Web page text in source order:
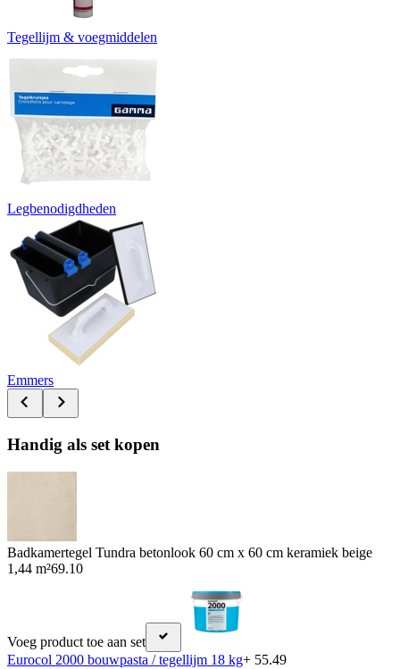
Tegellijm & voegmiddelen
Legbenodigdheden
Emmers
Handig als set kopen
Badkamertegel Tundra betonlook 60 cm x 60 cm keramiek beige
1,44 m²69.10
Voeg product toe aan set
Eurocol 2000 bouwpasta / tegellijm 18 kg+ 55.49